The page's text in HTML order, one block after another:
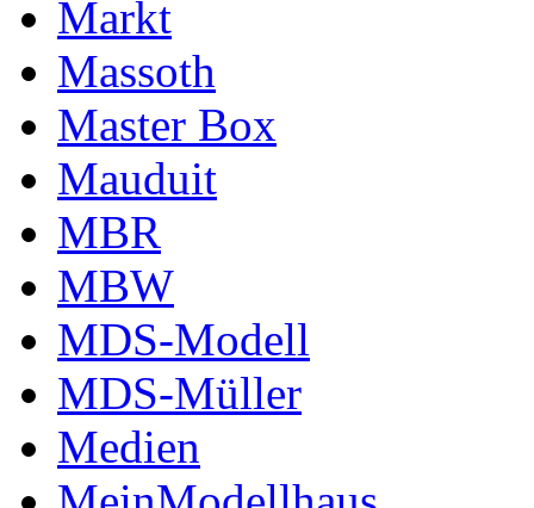
Markt
Massoth
Master Box
Mauduit
MBR
MBW
MDS-Modell
MDS-Müller
Medien